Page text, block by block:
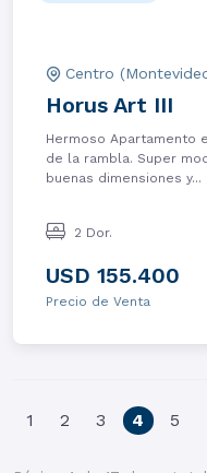
Centro
Horus Art III
Hermoso Apartamento
de la rambla. Super
buenas dimensiones y...
2 Dor.
USD 155.400
Precio de Venta
1 2 3 4 5